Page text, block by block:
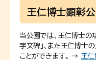
王仁博士顕彰
当公園では、王仁博士
字文碑」、また王仁博士
ことができます。 → 王